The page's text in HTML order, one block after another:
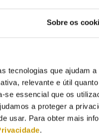
Sobre os
tecnologias que ajudam
relevante e útil
se essencial que os
a proteger a
usar. Para obter mais
.
de contraordenação,
em vigor, diploma legal
a todos os
de Administração da
2025.
Lei n.º 156/2005, de 15
no referido diploma
coima e sanções